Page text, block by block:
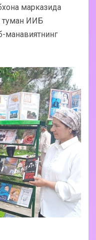
марказида
туман ИИБ
манавиятнинг